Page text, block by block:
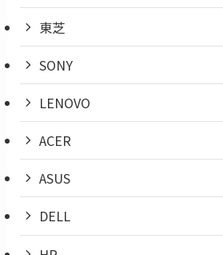
東芝
SONY
LENOVO
ACER
ASUS
DELL